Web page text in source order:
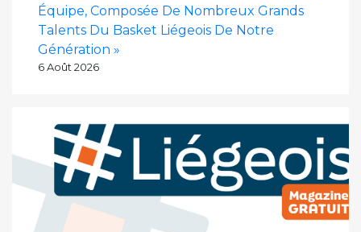
Équipe, Composée De Nombreux Grands
Talents Du Basket Liégeois De Notre
Génération »
6 Août 2026